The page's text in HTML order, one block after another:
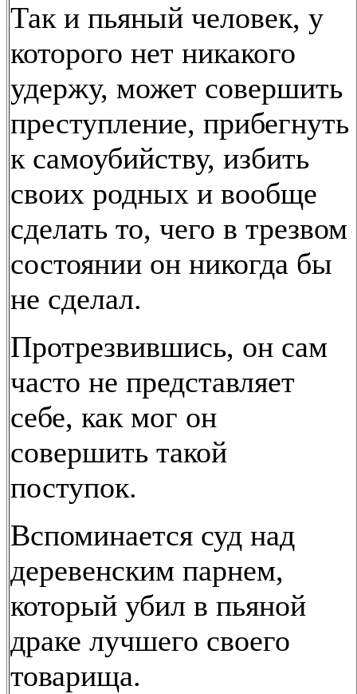
Так и пьяный человек, у
которого нет никакого
удержу, может совершить
преступление, прибегнуть
к самоубийству, избить
своих родных и вообще
сделать то, чего в трезвом
состоянии он никогда бы
не сделал.
Протрезвившись, он сам
часто не представляет
себе, как мог он
совершить такой
поступок.
Вспоминается суд над
деревенским парнем,
который убил в пьяной
драке лучшего своего
товарища.